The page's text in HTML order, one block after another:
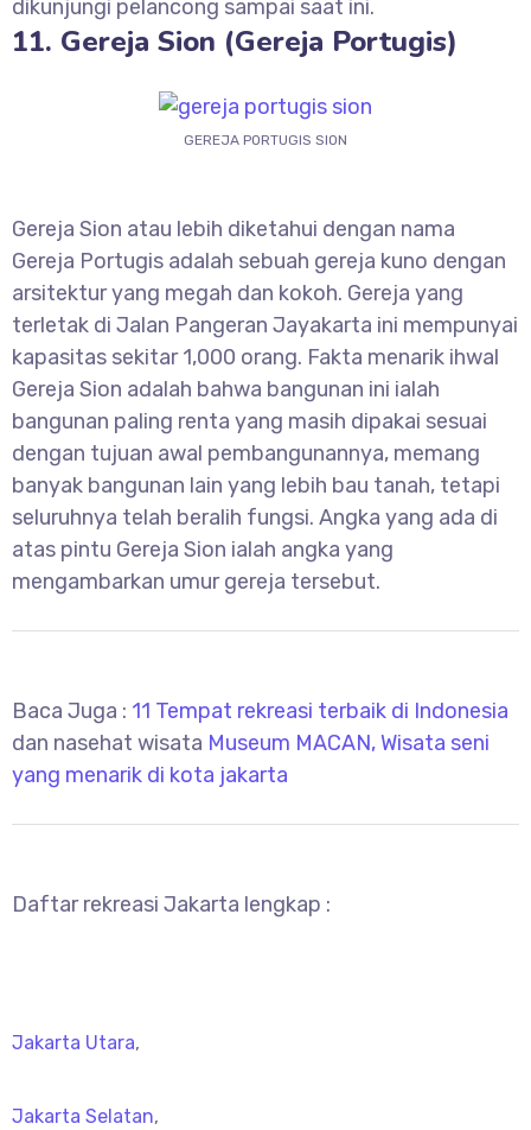
dikunjungi pelancong sampai saat ini.
11. Gereja Sion (Gereja Portugis)
GEREJA PORTUGIS SION
Gereja Sion atau lebih diketahui dengan nama
Gereja Portugis adalah sebuah gereja kuno dengan
arsitektur yang megah dan kokoh. Gereja yang
terletak di Jalan Pangeran Jayakarta ini mempunyai
kapasitas sekitar 1,000 orang. Fakta menarik ihwal
Gereja Sion adalah bahwa bangunan ini ialah
bangunan paling renta yang masih dipakai sesuai
dengan tujuan awal pembangunannya, memang
banyak bangunan lain yang lebih bau tanah, tetapi
seluruhnya telah beralih fungsi. Angka yang ada di
atas pintu Gereja Sion ialah angka yang
mengambarkan umur gereja tersebut.
Baca Juga : 11 Tempat rekreasi terbaik di Indonesia
dan nasehat wisata Museum MACAN, Wisata seni
yang menarik di kota jakarta
Daftar rekreasi Jakarta lengkap :
Jakarta Utara,
Jakarta Selatan,